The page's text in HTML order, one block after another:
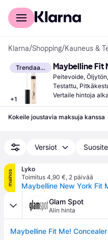
Kuluttajille
Klarna/Shopping/Kauneus &
Trendaava
+1
Maybelline Fit
Peitevoide,
Testattu,
Vertaile hintoja
Kokeile joustavia maksuja kanssa
Versiot
mainos
Lyko
Toimitus 4,90 €, 2 päivää
Maybelline New York Fit
Glam Spot
Alin hinta
Maybelline Fit Me!